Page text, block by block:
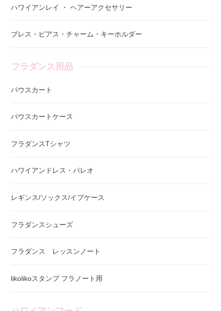
ハワイアンレイ ・ ヘアーアクセサリー
ブレス・ピアス・チャーム・キーホルダー
フラダンス用品
パウスカート
パウスカートケース
フラダンスTシャツ
ハワイアンドレス・パレオ
レギンス/ソックス/イプケース
フラダンスシューズ
フラダンス レッスンノート
likolikoスタンプ フラノート用